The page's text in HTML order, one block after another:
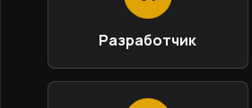
Разработчик